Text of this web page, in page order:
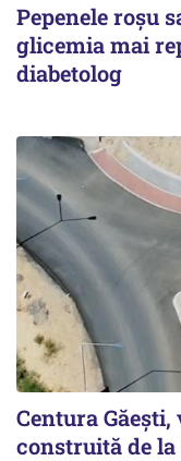
Pepenele roșu
glicemia mai
diabetolog
Centura
construită de